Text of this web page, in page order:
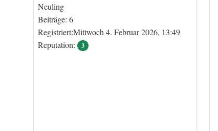
Neuling
Beiträge: 6
Registriert:Mittwoch 4. Februar 2026, 13:49
Reputation:
3